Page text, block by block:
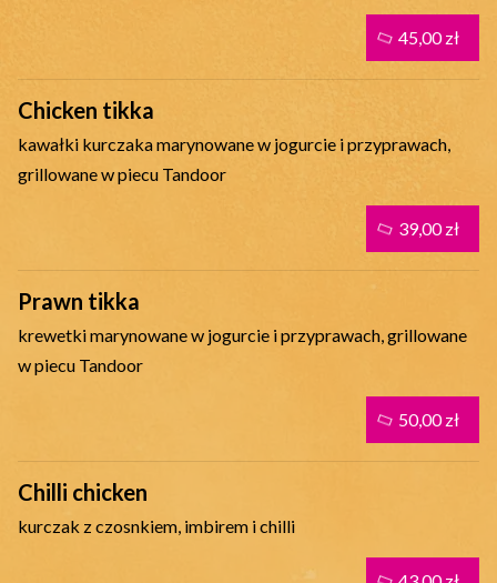
Chicken tikka
kawałki kurczaka marynowane w jogurcie i przyprawach,
grillowane w piecu Tandoor
Prawn tikka
krewetki marynowane w jogurcie i przyprawach, grillowane
w piecu Tandoor
Chilli chicken
kurczak z czosnkiem, imbirem i chilli